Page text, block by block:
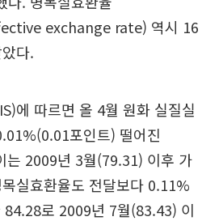
exchange rate) 역시 16
다.
에 따르면 올 4월 원화 실질실
포인트) 떨어진
는 2009년 3월(79.31) 이후 가
실효환율도 전달보다 0.11%
로 2009년 7월(83.43) 이